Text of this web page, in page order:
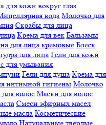
для кожи вокруг глаз
вода Молочко для
Скрабы для лица
Крема для век Бальзамы
для лица кремовые Блеск
для лица Гели для кожи
для умывания
Гели для душа Крема для
интимной гигиены Молочко
волос Маски для волос
Смеси эфирных масел
масла Косметические
Натуральные твердые